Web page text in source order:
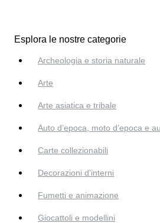
Esplora le nostre categorie
Archeologia e storia naturale
Arte
Arte asiatica e tribale
Auto d’epoca, moto d’epoca e
Carte collezionabili
Decorazioni d'interni
Fumetti e animazione
Giocattoli e modellini